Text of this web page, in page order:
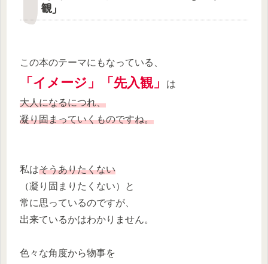
観」
この本のテーマにもなっている、
「イメージ」「先入観」
は
大人になるにつれ、
凝り固まっていくものですね。
私はそうありたくない
（凝り固まりたくない）と
常に思っているのですが、
出来ているかはわかりません。
色々な角度から物事を